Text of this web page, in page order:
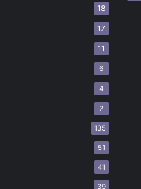
18
17
11
6
4
2
135
51
41
39